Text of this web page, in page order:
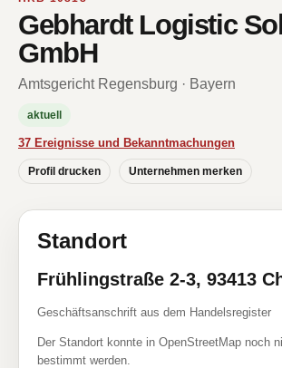
Gebhardt Logistic
GmbH
Amtsgericht Regensburg · Bayern
aktuell
37 Ereignisse und Bekanntmachungen
Profil drucken Unternehmen merken
Standort
Frühlingstraße 2-3, 93413
Geschäftsanschrift aus dem Handelsregister
Der Standort konnte in OpenStreetMap noch
bestimmt werden.